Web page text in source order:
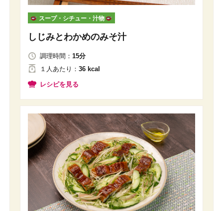
スープ・シチュー・汁物
しじみとわかめのみそ汁
調理時間： 15分
１人あたり ： 36 kcal
レシピを見る